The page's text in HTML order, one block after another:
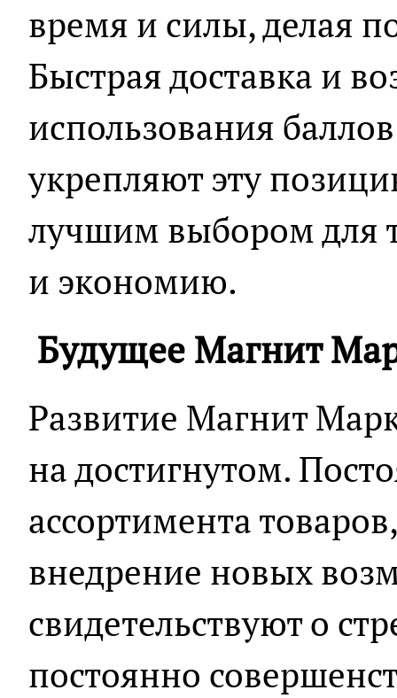
время и силы, делая
Быстрая доставка и
использования
укрепляют эту
лучшим выбором для
и экономию.
Будущее Магнит
Развитие Магнит
на достигнутом.
ассортимента
внедрение новых
свидетельствуют о
постоянно